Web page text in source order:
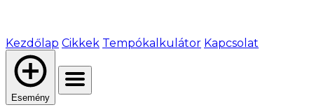
Kezdőlap Cikkek Tempókalkulátor Kapcsolat
Esemény